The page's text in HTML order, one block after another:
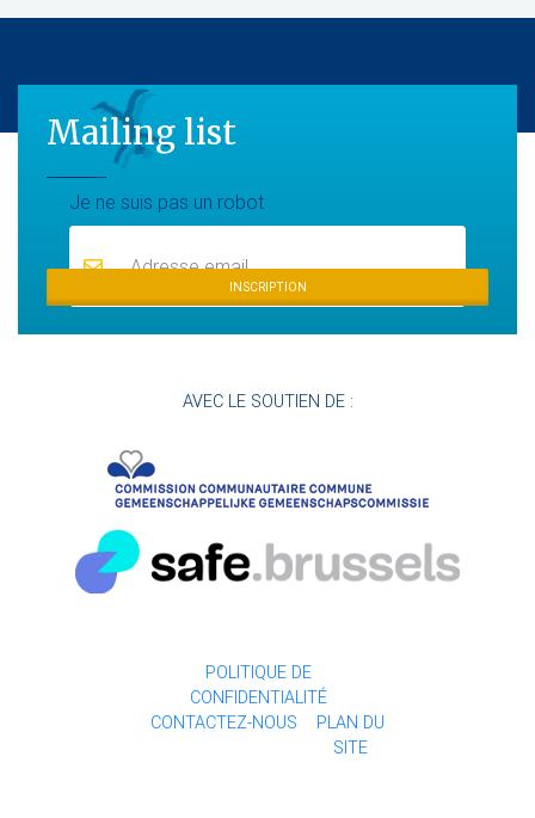
Mailing list
Je ne suis pas un robotMailing list
INSCRIPTION
AVEC LE SOUTIEN DE :
POLITIQUE DE
CONFIDENTIALITÉ
CONTACTEZ-NOUS
PLAN DU
SITE